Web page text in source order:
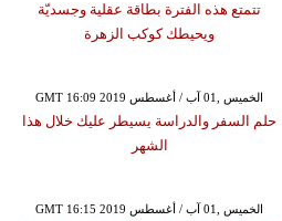
تتمتع هذه الفترة بطاقة عقلية وجسديّة
ويحيطك كوكب الزهرة
GMT 16:09 2019 الخميس ,01 آب / أغسطس
حلم السفر والدراسة يسيطر عليك خلال هذا
الشهر
GMT 16:15 2019 الخميس ,01 آب / أغسطس